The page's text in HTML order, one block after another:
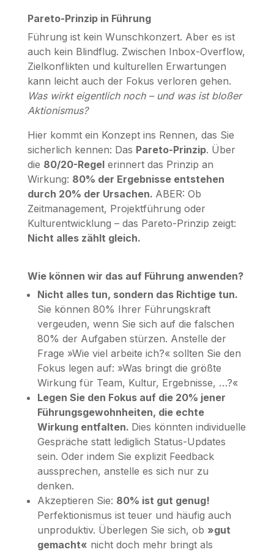
Pareto-Prinzip in Führung
Führung ist kein Wunschkonzert. Aber es ist
auch kein Blindflug. Zwischen Inbox-Overflow,
Zielkonflikten und kulturellen Erwartungen
kann leicht auch der Fokus verloren gehen.
Was wirkt eigentlich noch – und was ist bloßer
Aktionismus?
Hier kommt ein Konzept ins Rennen, das Sie
sicherlich kennen: Das Pareto-Prinzip. Über
die 80/20-Regelerinnert das Prinzip an
Wirkung: 80% der Ergebnisse entstehen
durch 20% der Ursachen. ABER: Ob
Zeitmanagement, Projektführung oder
Kulturentwicklung – das Pareto-Prinzip zeigt:
Nicht alles zählt gleich.
Wie können wir das auf Führung anwenden?
Nicht alles tun, sondern das Richtige tun.
Sie können 80% Ihrer Führungskraft
vergeuden, wenn Sie sich auf die falschen
80% der Aufgaben stürzen. Anstelle der
Frage »Wie viel arbeite ich?« sollten Sie den
Fokus legen auf: »Was bringt die größte
Wirkung für Team, Kultur, Ergebnisse, …?«
Legen Sie den Fokus auf die 20% jener
Führungsgewohnheiten, die echte
Wirkung entfalten. Dies könnten individuelle
Gespräche statt lediglich Status-Updates
sein. Oder indem Sie explizit Feedback
aussprechen, anstelle es sich nur zu
denken.
Akzeptieren Sie: 80% ist gut genug!
Perfektionismus ist teuer und häufig auch
unproduktiv. Überlegen Sie sich, ob »gut
gemacht« nicht doch mehr bringt als